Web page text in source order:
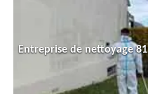
Entreprise de nettoyage 81